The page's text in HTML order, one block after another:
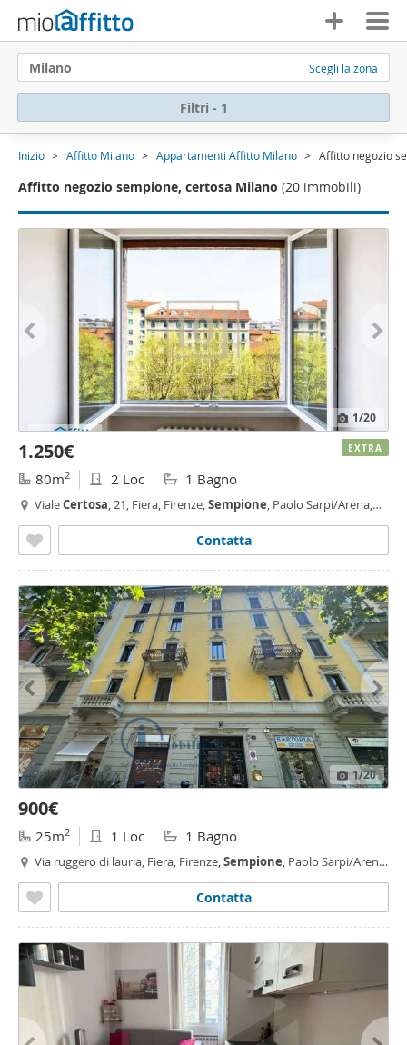
Milano Scegli la zona
Filtri - 1
Inizio Affitto Milano Appartamenti Affitto Milano Affitto negozio
Affitto negozio sempione, certosa Milano (20 immobili)
1/20
1.250€
80m2 2 Loc 1 Bagno
VialeCertosa, 21, Fiera, Firenze,Sempione, Paolo Sarpi/Arena,
Contatta
EXTRA
1/20
900€
25m2 1 Loc 1 Bagno
Via ruggero di lauria, Fiera, Firenze,Sempione, Paolo Sarpi/Arena,
Contatta